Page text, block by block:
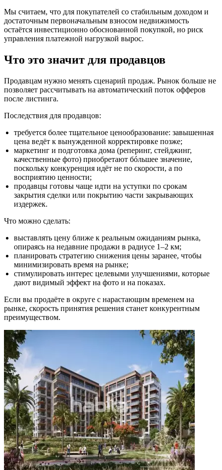
Мы считаем, что для покупателей со стабильным доходом и
достаточным первоначальным взносом недвижимость
остаётся инвестиционно обоснованной покупкой, но риск
управления платежной нагрузкой вырос.
Что это значит для продавцов
Продавцам нужно менять сценарий продаж. Рынок больше не
позволяет рассчитывать на автоматический поток офферов
после листинга.
Последствия для продавцов:
требуется более тщательное ценообразование: завышенная
цена ведёт к вынужденной корректировке позже;
маркетинг и подготовка дома (реперинг, стейджинг,
качественные фото) приобретают бóльшее значение,
поскольку конкуренция идёт не по скорости, а по
восприятию ценности;
продавцы готовы чаще идти на уступки по срокам
закрытия сделки или покрытию части закрывающих
издержек.
Что можно сделать:
выставлять цену ближе к реальным ожиданиям рынка,
опираясь на недавние продажи в радиусе 1–2 км;
планировать стратегию снижения цены заранее, чтобы
минимизировать время на рынке;
стимулировать интерес целевыми улучшениями, которые
дают видимый эффект на фото и на показах.
Если вы продаёте в округе с нарастающим временем на
рынке, скорость принятия решения станет конкурентным
преимуществом.